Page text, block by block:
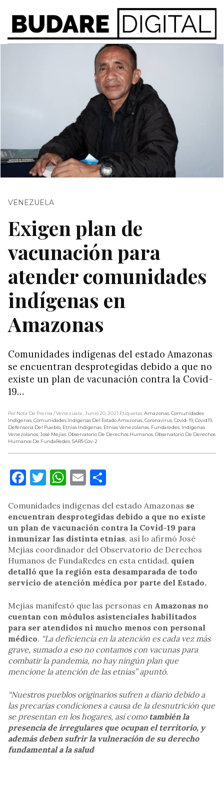
VENEZUELA
Exigen plan de
vacunación para
atender comunidades
indígenas en
Amazonas
Comunidades indígenas del estado Amazonas
se encuentran desprotegidas debido a que no
existe un plan de vacunación contra la Covid-
19…
Por Nota De Prensa / Venezuela , Junio 20, 2021 Etiquetas:Amazonas,Comunidades
Indígenas,Comunidades Indígenas Del Estado Amazonas,Coronavirus,Covid-19,Covid19,
Defensoría Del Pueblo, Etnias Indígenas, Etnias Venezolanas, Fundaredes, Indígenas
Venezolanos,José Mejías,Observatorio De Derechos Humanos,Observatorio De Derechos
Humanos De FundaRedes,SARS Cov-2
Facebook
Twitter
WhatsApp
Email
Comunidades indígenas del estado Amazonas se
encuentran desprotegidas debido a que no existe
un plan de vacunación contra la Covid-19 para
inmunizar las distinta etnias, así lo afirmó José
Mejías coordinador del Observatorio de Derechos
Humanos de FundaRedes en esta entidad, quien
detalló que la región esta desamparada de todo
servicio de atención médica por parte del Estado.
Mejías manifestó que las personas en Amazonas no
cuentan con módulos asistenciales habilitados
para ser atendidos ni mucho menos con personal
médico. “La deficiencia en la atención es cada vez más
grave, sumado a eso no contamos con vacunas para
combatir la pandemia, no hay ningún plan que
mencione la atención de las etnias” apuntó.
“Nuestros pueblos originarios sufren a diario debido a
las precarias condiciones a causa de la desnutrición que
se presentan en los hogares, así como también la
presencia de irregulares que ocupan el territorio, y
además deben sufrir la vulneración de su derecho
fundamental a la salud